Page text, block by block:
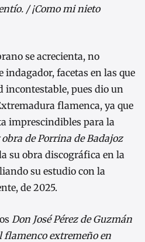
/ ¡Como mi nieto
se acrecienta, no
indagador, facetas en las que
pues dio un
flamenca, ya que
imprescindibles para la
obra de Porrina de Badajoz
su obra discográfica en la
su estudio con la
de 2025.
Don José Pérez de Guzmán
flamenco extremeño en